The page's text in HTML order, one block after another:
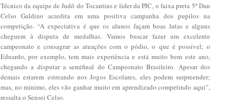
Técnico da equipe de Judô do Tocantins e líder da PJC, o faixa preta 5º Dan
Celso Galdino acredita em uma positiva campanha dos pupilos na
competição. “A expectativa é que os alunos façam boas lutas e alguns
cheguem à disputa de medalhas. Vamos buscar fazer um excelente
campeonato e consagrar as atuações com o pódio, o que é possível; o
Eduardo, por exemplo, tem mais experiência e está muito bem este ano,
chegando a disputar a semifinal do Campeonato Brasileiro. Apesar dos
demais estarem estreando nos Jogos Escolares, eles podem surpreender;
mas, no mínimo, eles vão ganhar muito em aprendizado competindo aqui”,
ressalta o Sensei Celso.